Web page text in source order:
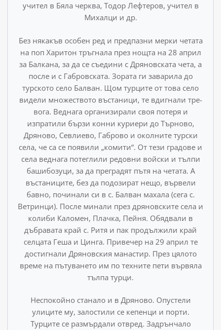
учител в Бяла черква, Тодор Лефтеров, учител в
Михалци и др.
Без някакъв особен ред и предпазни мерки четата
на поп Харитон тръгнала през нощта на 28 април
за Балкана, за да се съедини с Дряновската чета, а
после и с Габровската. Зората ги заварила до
турското село Балван. Щом турците от това село
видели множеството въстаници, те вдигнали тре­
вога. Веднага организирали своя потеря и
изпратили бързи конни куриери до Търново,
Дряново, Севлиево, Габрово и околните турски
села, че са се появили „комити“. От тези гра­дове и
села веднага потеглили редовни войски и тълпи
башибозуци, за да преградят пътя на четата. А
въстаниците, без да подозират нещо, вървели
бавно, починали си в с. Бал­ван махала (сега с.
Ветринци). После минали през дрянов­ските села и
колиби Каломен, Плачка, Пейня. Обядвали в
дъбравата край с. Ритя и пак продължили край
селцата Геша и Цинга. Привечер на 29 април те
достигнали Дряновския манастир. През цялото
време на пътуването им по техните пе­ти вървяла
тълпа турци.
Неспокойно станало и в Дряново. Опустели
улиците му, залостили се кепенци и порти.
Турците се размърдали отвред. Задрънчало